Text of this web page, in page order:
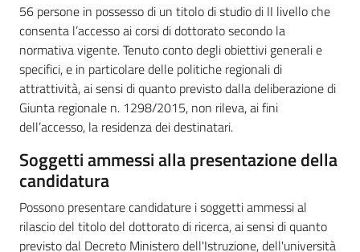
56 persone in possesso di un titolo di studio di II livello che
consenta l’accesso ai corsi di dottorato secondo la
normativa vigente. Tenuto conto degli obiettivi generali e
specifici, e in particolare delle politiche regionali di
attrattività, ai sensi di quanto previsto dalla deliberazione di
Giunta regionale n. 1298/2015, non rileva, ai fini
dell’accesso, la residenza dei destinatari.
Soggetti ammessi alla presentazione della
candidatura
Possono presentare candidature i soggetti ammessi al
rilascio del titolo del dottorato di ricerca, ai sensi di quanto
previsto dal Decreto Ministero dell'Istruzione, dell'università